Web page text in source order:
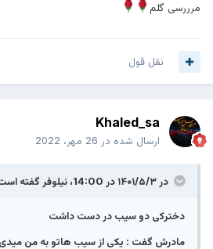
و بگذارید طرف ، فرصتی برای توضیح داشته
مرررسی گلم
نقل قول
Khaled_sa
ارسال شده در 26 مهر، 2022
در ۱۴۰۱/۵/۳ در 14:00، نیلوفرگفته
دخترکی دو سیب در دست داشت
مادرش گفت : یکی از سیب هاتو به من